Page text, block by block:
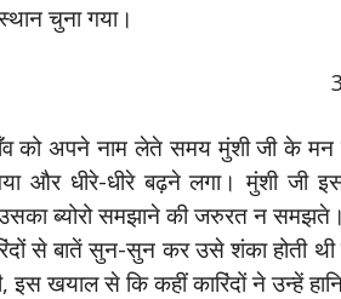
चुना गया।
3
को अपने नाम लेते समय मुंशी जी के मन
और धीरे-धीरे बढ़ने लगा। मुंशी जी
उसका ब्योरो समझाने की जरुरत न
से बातें सुन-सुन कर उसे शंका होती
इस खयाल से कि कहीं कारिंदों ने उन्हें